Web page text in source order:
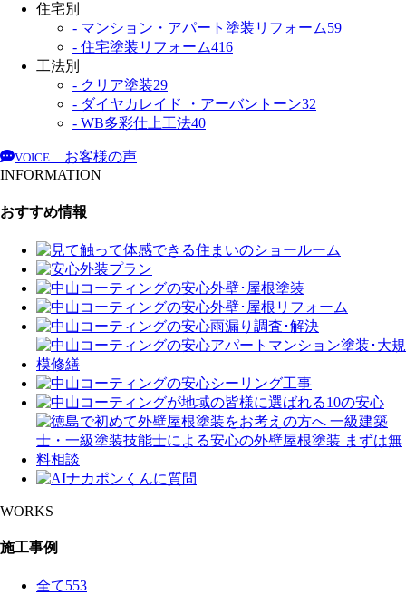
住宅別
- マンション・アパート塗装リフォーム59
- 住宅塗装リフォーム416
工法別
- クリア塗装29
- ダイヤカレイド ・アーバントーン32
- WB多彩仕上工法40
VOICE
お客様の声
INFORMATION
おすすめ情報
WORKS
施工事例
全て553